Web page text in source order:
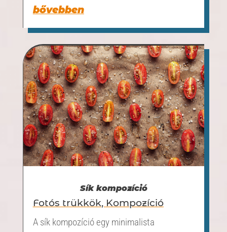
bővebben
Sík kompozíció
Fotós trükkök, Kompozíció
A sík kompozíció egy minimalista